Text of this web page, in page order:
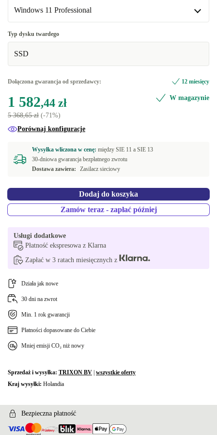
Dostępne w innych wariantach
ND (QWERTY)
BE (AZERTY)
US (QWERTY)
PT (QWERTY)
CZ (QWERTZ)
Windows 11 Professional
Windows 11 Professional
Dostępne w innych wariantach
Windows 11 Home
Typ dysku twardego
SSD
Dołączona gwarancja od sprzedawcy: 12 miesięcy
1 582,44 zł
5 368,65 zł (-71%)
W magazynie
Porównaj konfiguracje
Wysyłka wliczona w cenę: między SIE 11 a SIE 13
30-dniowa gwarancja bezpłatnego zwrotu
Dostawa zawiera:
Zasilacz sieciowy
Dodaj do koszyka
Zamów teraz - zapłać później
Usługi dodatkowe
Płatność ekspresowa z Klarna
Zapłać w 3 ratach miesięcznych z
Działa jak nowe
30 dni na zwrot
Min. 1 rok gwarancji
Płatności dopasowane do Ciebie
Mniej emisji CO₂ niż nowy
Sprzedaż i wysyłka: TRIXON BV wszystkie oferty
Kraj wysyłki: Holandia
Bezpieczna płatność